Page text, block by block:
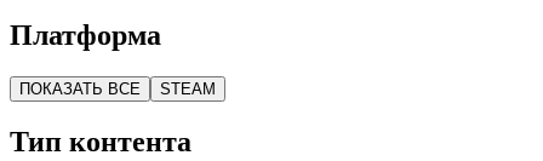
Платформа
ПОКАЗАТЬ ВСЕ STEAM
Тип контента